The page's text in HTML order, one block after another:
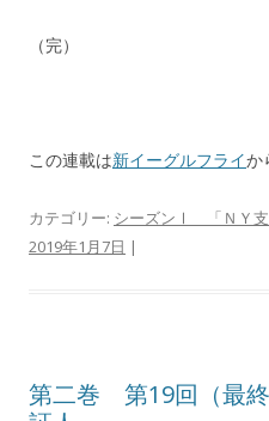
（完）
この連載は新イーグルフライか
カテゴリー: シーズンⅠ 「ＮＹ支
2019年1月7日 |
第二巻 第19回（最